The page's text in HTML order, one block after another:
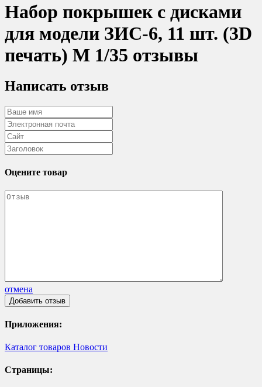
Набор покрышек с дисками
для модели ЗИС-6, 11 шт. (3D
печать) М 1/35 отзывы
Написать отзыв
Оцените товар
отмена
Приложения:
Каталог товаров Новости
Страницы: